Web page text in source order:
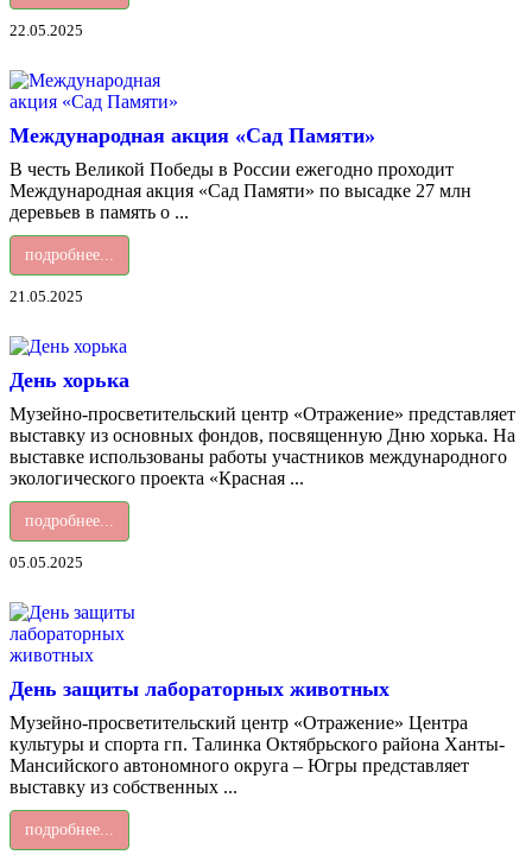
22.05.2025
Международная акция «Сад Памяти»
В честь Великой Победы в России ежегодно проходит
Международная акция «Сад Памяти» по высадке 27 млн
деревьев в память о ...
подробнее...
21.05.2025
День хорька
Музейно-просветительский центр «Отражение» представляет
выставку из основных фондов, посвященную Дню хорька. На
выставке использованы работы участников международного
экологического проекта «Красная ...
подробнее...
05.05.2025
День защиты лабораторных животных
Музейно-просветительский центр «Отражение» Центра
культуры и спорта гп. Талинка Октябрьского района Ханты-
Мансийского автономного округа – Югры представляет
выставку из собственных ...
подробнее...